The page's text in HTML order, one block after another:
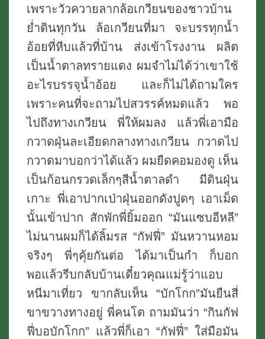
เพราะวัวควายลากล้อเกวียนของชาวบ้าน
ย่ำดินทุกวัน ล้อเกวียนที่มา จะบรรทุกน้ำ
อ้อยที่หีบแล้วที่บ้าน ส่งเข้าโรงงาน ผลิต
เป็นน้ำตาลทรายแดง ผมจำไม่ได้ว่าเขาใช้
อะไรบรรจุน้ำอ้อย และก็ไม่ได้ถามใคร
เพราะคนที่จะถามไปสวรรค์หมดแล้ว พอ
ไปถึงทางเกวียน พี่ให้ผมลง แล้วพี่เอามือ
กวาดฝุ่นละเอียดกลางทางเกวียน กวาดไป
กวาดมาบอกว่าได้แล้ว ผมยืดคอมองดู เห็น
เป็นก้อนกรวดเล็กๆสีน้ำตาลดำ มีดินฝุ่น
เกาะ พี่เอาปากเป่าฝุ่นออกดังปูดๆ เอาเม็ด
นั้นเข้าปาก สักพักพี่ยิ้มออก “มันแซบอีหลี”
ไม่นานผมก็ได้ลิ้มรส “กัฟฟี่” มันหวานหอม
จริงๆ พี่ๆคุ้ยกันต่อ ได้มาเป็นกำ ก็บอก
พอแล้วรีบกลับบ้านเดี๋ยวคุณแม่รู้ว่าแอบ
หนีมาเที่ยว ขากลับเห็น “บักโกก”มันยืนสี่
ขาขวางทางอยู่ พี่คนโต ถามมันว่า “กินกัฟ
ฟี่บอบักโกก” แล้วพี่ก็เอา “กัฟฟี่” ใส่มือมัน